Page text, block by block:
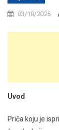
03/10/2025
Uvod
Priča koju je